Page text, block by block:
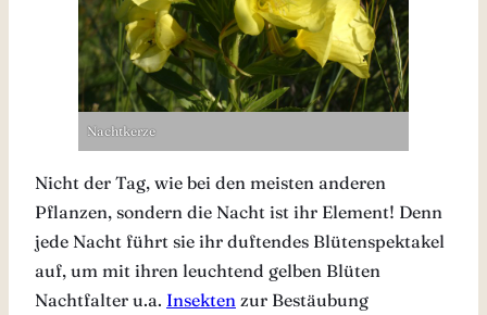
Nachtkerze
Nicht der Tag, wie bei den meisten anderen
Pflanzen, sondern die Nacht ist ihr Element! Denn
jede Nacht führt sie ihr duftendes Blütenspektakel
auf, um mit ihren leuchtend gelben Blüten
Nachtfalter u.a. Insekten zur Bestäubung